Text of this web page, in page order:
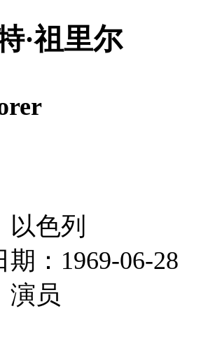
·祖里尔
以色列
期：1969-06-28
演员